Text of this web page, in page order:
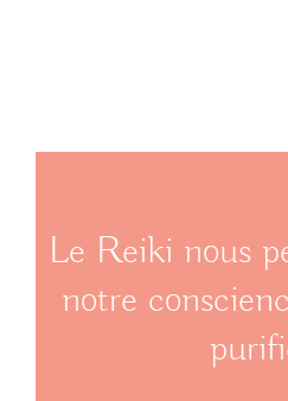
Le Reiki nous
notre